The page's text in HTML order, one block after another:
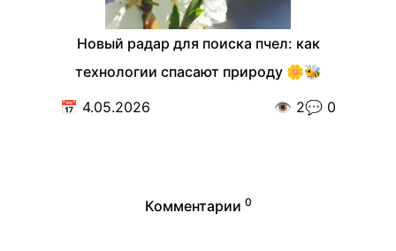
Новый радар для поиска пчел: как
технологии спасают природу 🌼🐝
📅 4.05.2026 👁️ 2💬 0
Комментарии 0